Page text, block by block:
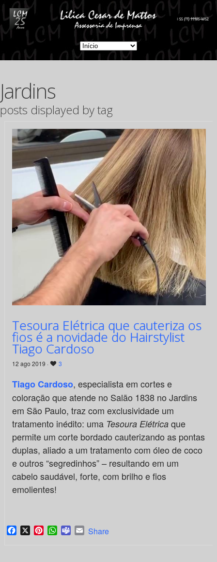
Jardins
posts displayed by tag
Tesoura Elétrica que cauteriza os
fios é a novidade do Hairstylist
Tiago Cardoso
12 ago 2019 · 3
Tiago Cardoso, especialista em cortes e
coloração que atende no Salão 1838 no Jardins
em São Paulo, traz com exclusividade um
tratamento inédito: uma Tesoura Elétricaque
permite um corte bordado cauterizando as pontas
duplas, aliado a um tratamento com óleo de coco
e outros “segredinhos” – resultando em um
cabelo saudável, forte, com brilho e fios
emolientes!
Facebook
X PinterestWhatsApp
TeamsEmail
Share